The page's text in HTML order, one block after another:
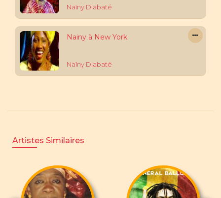
Naïny Diabaté
Nainy à New York
Naïny Diabaté
Artistes Similaires